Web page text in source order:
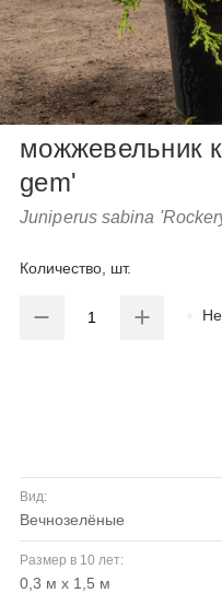
можжевельник
gem'
Juniperus sabina
Количество, шт.
Вид:
вечнозелёные
Размер в 10 лет:
0,3 м х 1,5 м